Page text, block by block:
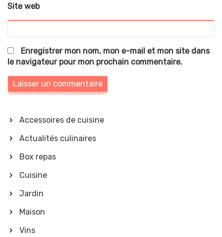
Site web
Enregistrer mon nom, mon e-mail et mon site dans
le navigateur pour mon prochain commentaire.
Accessoires de cuisine
Actualités culinaires
Box repas
Cuisine
Jardin
Maison
Vins